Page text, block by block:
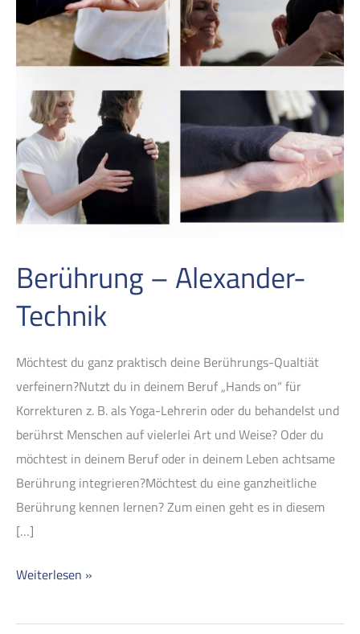
Berührung – Alexander-
Technik
Möchtest du ganz praktisch deine Berührungs-Qualtiät
verfeinern?Nutzt du in deinem Beruf „Hands on“ für
Korrekturen z. B. als Yoga-Lehrerin oder du behandelst und
berührst Menschen auf vielerlei Art und Weise? Oder du
möchtest in deinem Beruf oder in deinem Leben achtsame
Berührung integrieren?Möchtest du eine ganzheitliche
Berührung kennen lernen? Zum einen geht es in diesem
[…]
Weiterlesen »